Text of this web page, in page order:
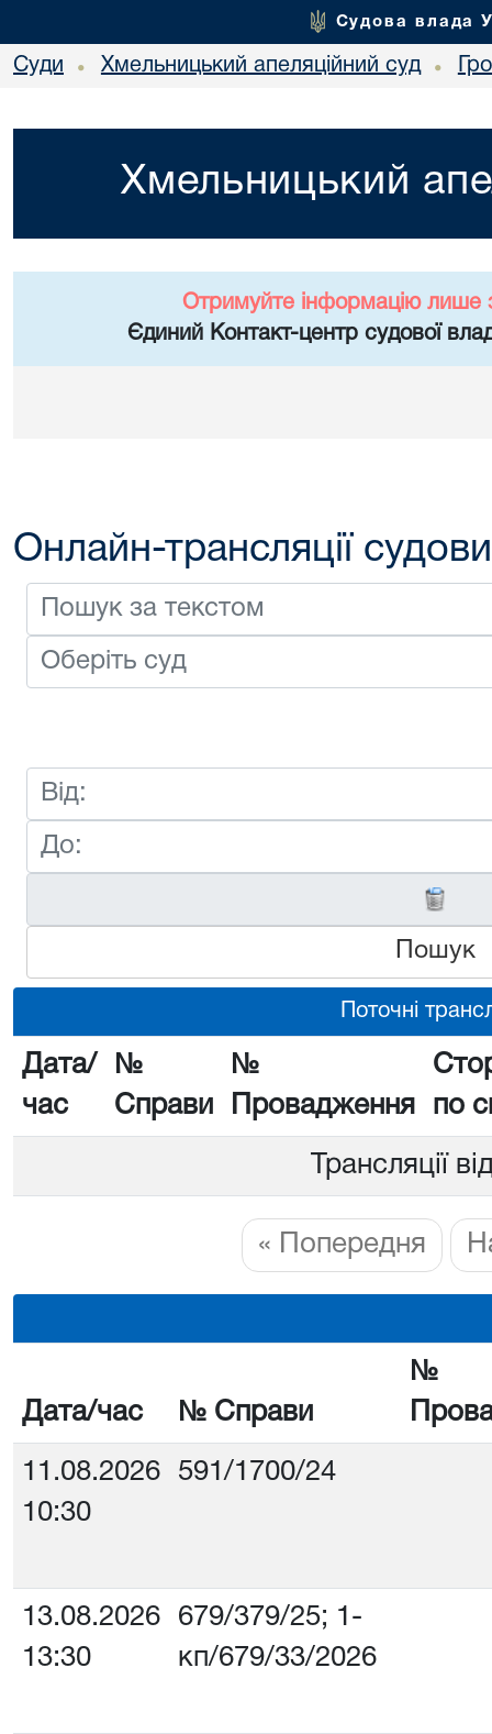
Судова влада
Суди • Хмельницький апеляційний суд •
Хмельницький
Отримуйте інформацію лише
Єдиний Контакт-центр судової
Онлайн-трансляції
Пошук
Поточні
Дата/
час
№
Справи
№
Провадження
по
Трансляції
« Попередня
Дата/час № Справи
№
11.08.2026
10:30
591/1700/24
13.08.2026
13:30
679/379/25; 1-
кп/679/33/2026